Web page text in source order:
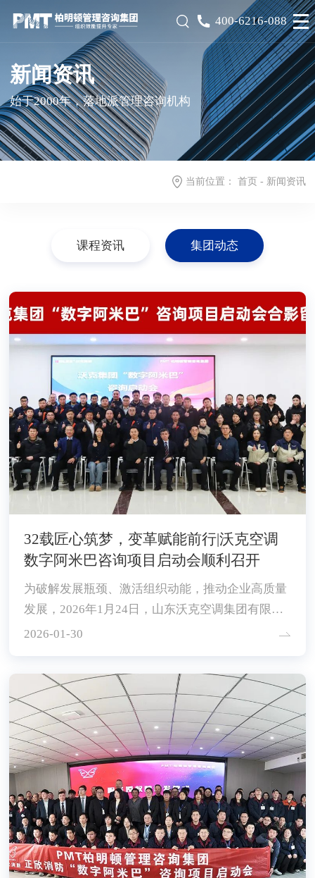
400-6216-088
新闻资讯
始于2000年，落地派管理咨询机构
当前位置： 首页- 新闻资讯
课程资讯 集团动态
32载匠心筑梦，变革赋能前行|沃克空调
数字阿米巴咨询项目启动会顺利召开
为破解发展瓶颈、激活组织动能，推动企业高质量
发展，2026年1月24日，山东沃克空调集团有限公
司隆重召开数字阿米巴咨询项目启动大会。
2026-01-30